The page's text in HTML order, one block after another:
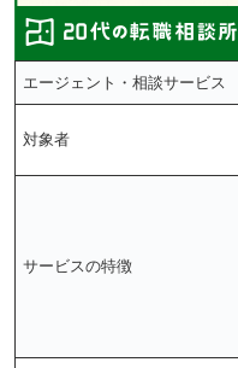
エージェント・相談サービス
対象者
サービスの特徴